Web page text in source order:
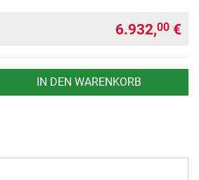
6.932,00 €
IN DEN WARENKORB